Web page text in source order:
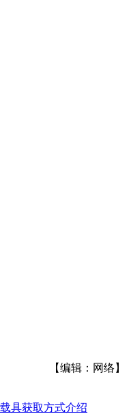
【编辑：网络】
具获取方式介绍